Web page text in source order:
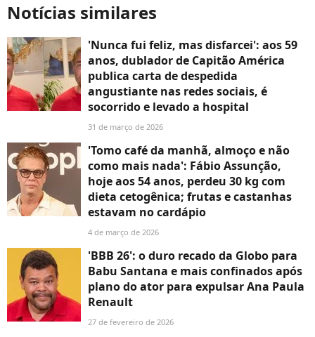
Notícias similares
'Nunca fui feliz, mas disfarcei': aos 59
anos, dublador de Capitão América
publica carta de despedida
angustiante nas redes sociais, é
socorrido e levado a hospital
31 de março de 2026
'Tomo café da manhã, almoço e não
como mais nada': Fábio Assunção,
hoje aos 54 anos, perdeu 30 kg com
dieta cetogênica; frutas e castanhas
estavam no cardápio
4 de março de 2026
'BBB 26': o duro recado da Globo para
Babu Santana e mais confinados após
plano do ator para expulsar Ana Paula
Renault
27 de fevereiro de 2026